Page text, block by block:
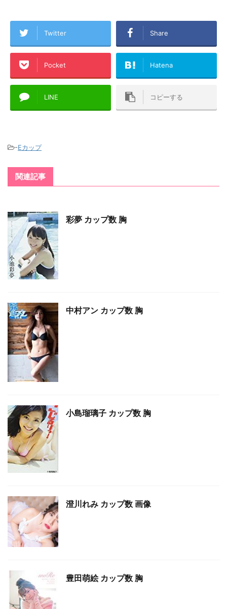
Twitter Share
Pocket Hatena
LINE コピーする
-Eカップ
関連記事
彩夢 カップ数 胸
中村アン カップ数 胸
小島瑠璃子 カップ数 胸
澄川れみ カップ数 画像
豊田萌絵 カップ数 胸